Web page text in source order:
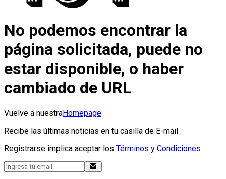
No podemos encontrar la
página solicitada, puede no
estar disponible, o haber
cambiado de URL
Vuelve a nuestraHomepage
Recibe las últimas noticias en tu casilla de E-mail
Registrarse implica aceptar los Términos y Condiciones